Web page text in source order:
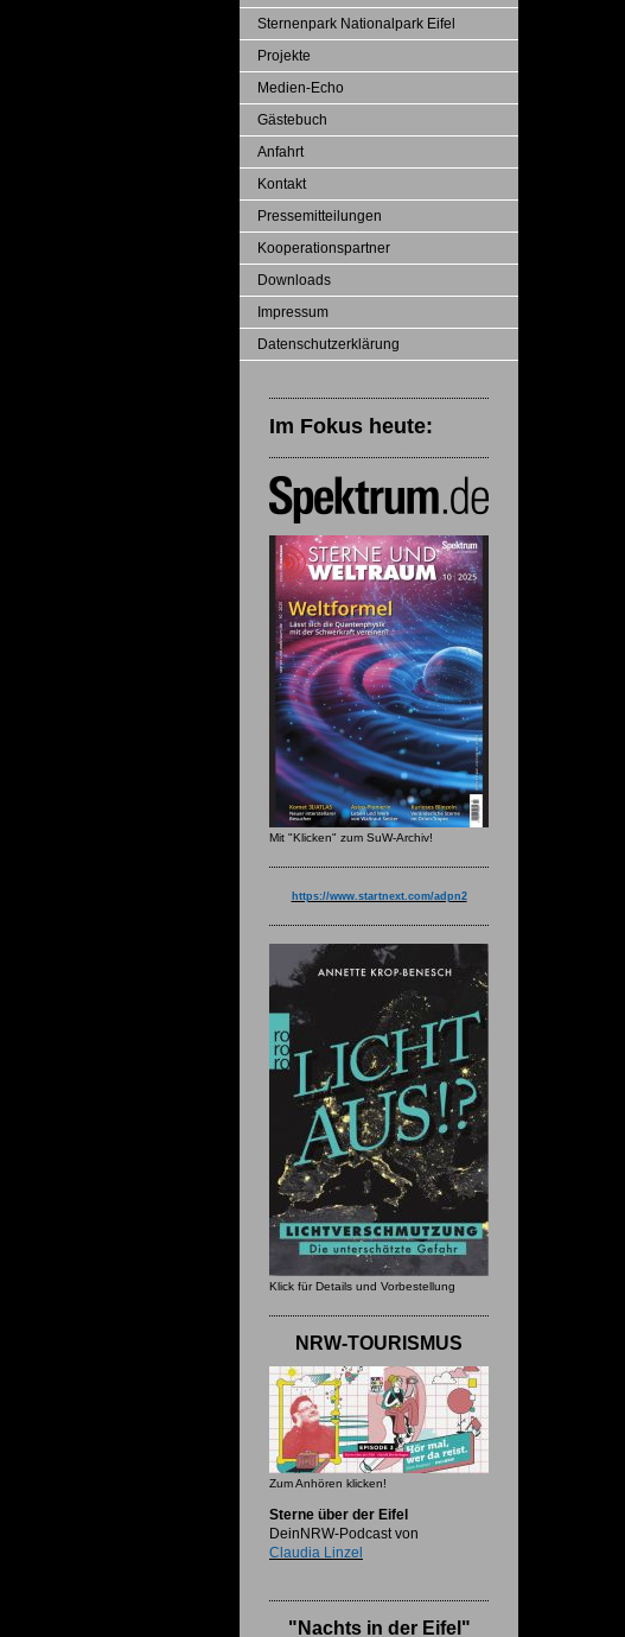
Sternenpark Nationalpark Eifel
Projekte
Medien-Echo
Gästebuch
Anfahrt
Kontakt
Pressemitteilungen
Kooperationspartner
Downloads
Impressum
Datenschutzerklärung
Im Fokus heute:
Mit "Klicken" zum SuW-Archiv!
https://www.startnext.com/adpn2
Klick für Details und Vorbestellung
NRW-TOURISMUS
Zum Anhören klicken!
Sterne über der Eifel
DeinNRW-Podcast von
Claudia Linzel
"Nachts in der Eifel"